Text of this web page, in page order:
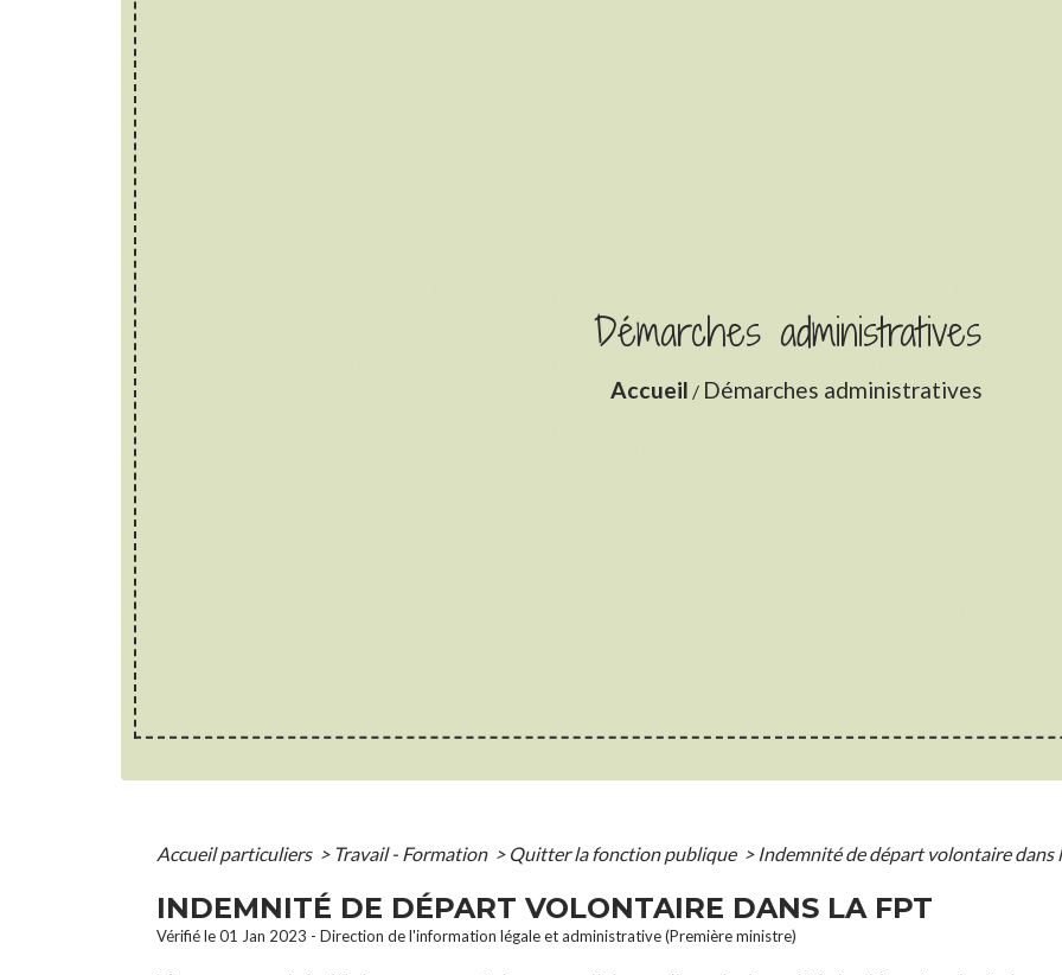
Démarches administratives
Accueil / Démarches administratives
Accueil particuliers > Travail - Formation > Quitter la fonction publique > Indemnité de départ volontaire dans
INDEMNITÉ DE DÉPART VOLONTAIRE DANS LA FPT
Vérifié le 01 Jan 2023 - Direction de l'information légale et administrative (Première ministre)